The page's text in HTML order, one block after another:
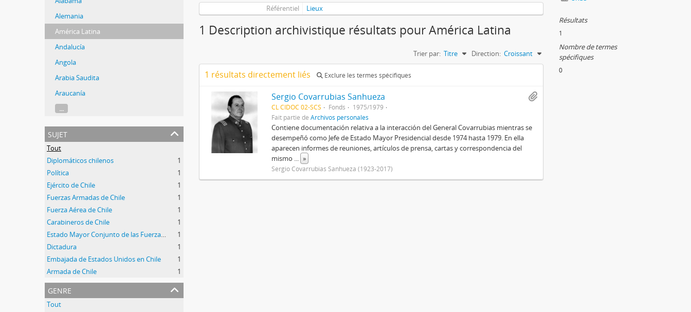
Alemania
América Latina
Andalucía
Angola
Arabia Saudita
Araucanía
...
sujet
Tout
Diplomáticos chilenos
1
Política
1
Ejército de Chile
1
Fuerzas Armadas de Chile
1
Fuerza Aérea de Chile
1
Carabineros de Chile
1
Estado Mayor Conjunto de las Fuerzas Armadas de Chile
1
Dictadura
1
Embajada de Estados Unidos en Chile
1
Armada de Chile
1
genre
Tout
Référentiel Lieux
1 Description archivistique résultats pour América Latina
Trier par: Titre Direction: Croissant
1 résultats directement liés Exclure les termes spécifiques
Sergio Covarrubias Sanhueza
CL CIDOC 02-SCS Fonds
1975/1979
Fait partie de Archivos personales
Contiene documentación relativa a la interacción del General Covarrubias mientras se
desempeñó como Jefe de Estado Mayor Presidencial desde 1974 hasta 1979. En ella
aparecen informes de reuniones, artículos de prensa, cartas y correspondencia del
mismo ... »
Sergio Covarrubias Sanhueza (1923-2017)
Résultats
1
Nombre de termes
spécifiques
0